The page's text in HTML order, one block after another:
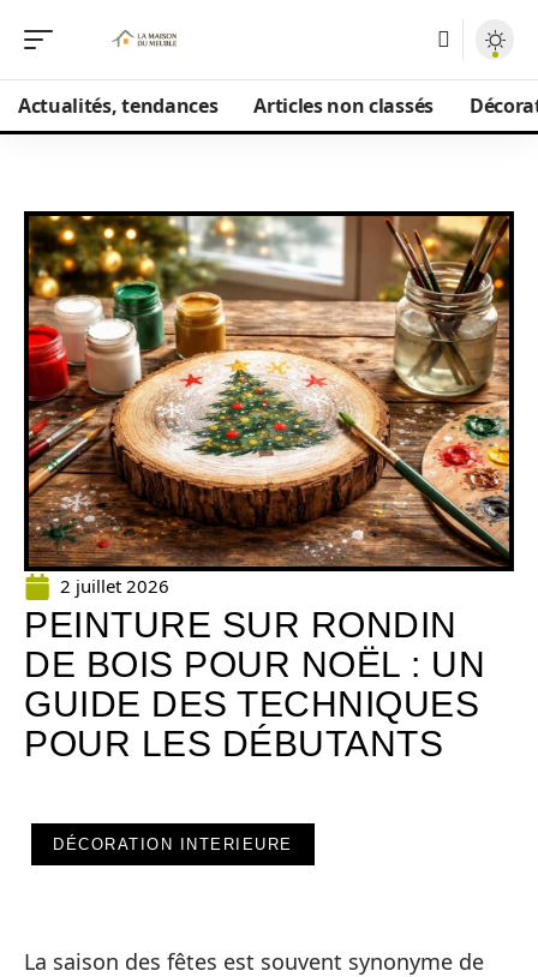
Actualités, tendances Articles non classés
2 juillet 2026
PEINTURE SUR RONDIN
DE BOIS POUR NOËL : UN
GUIDE DES TECHNIQUES
POUR LES DÉBUTANTS
DÉCORATION INTERIEURE
La saison des fêtes est souvent synonyme de